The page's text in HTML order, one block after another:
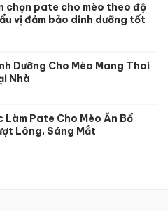
chọn pate cho mèo theo độ
vị đảm bảo dinh dưỡng tốt
Dưỡng Cho Mèo Mang Thai
Nhà
Làm Pate Cho Mèo Ăn Bổ
Lông, Sáng Mắt